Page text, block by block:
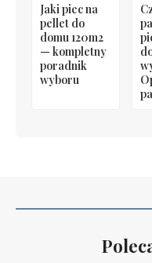
Jaki piec na
pellet do
domu 120m2
— kompletny
poradnik
wyboru